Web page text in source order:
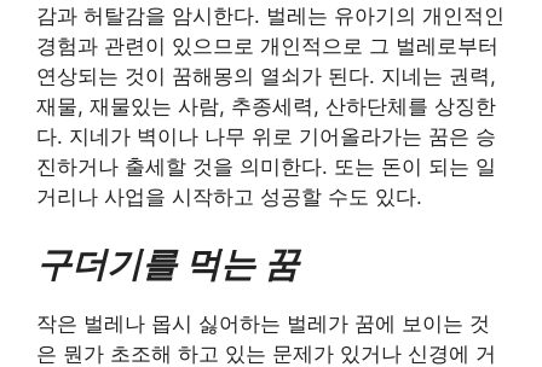
감과 허탈감을 암시한다. 벌레는 유아기의 개인적인
경험과 관련이 있으므로 개인적으로 그 벌레로부터
연상되는 것이 꿈해몽의 열쇠가 된다. 지네는 권력,
재물, 재물있는 사람, 추종세력, 산하단체를 상징한
다. 지네가 벽이나 나무 위로 기어올라가는 꿈은 승
진하거나 출세할 것을 의미한다. 또는 돈이 되는 일
거리나 사업을 시작하고 성공할 수도 있다.
구더기를 먹는 꿈
작은 벌레나 몹시 싫어하는 벌레가 꿈에 보이는 것
은 뭔가 초조해 하고 있는 문제가 있거나 신경에 거